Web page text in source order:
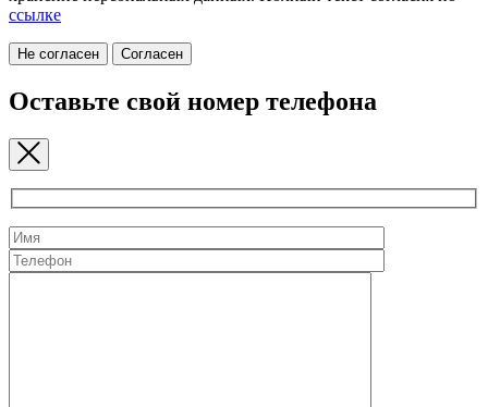
ссылке
Не согласен Согласен
Оставьте свой номер телефона